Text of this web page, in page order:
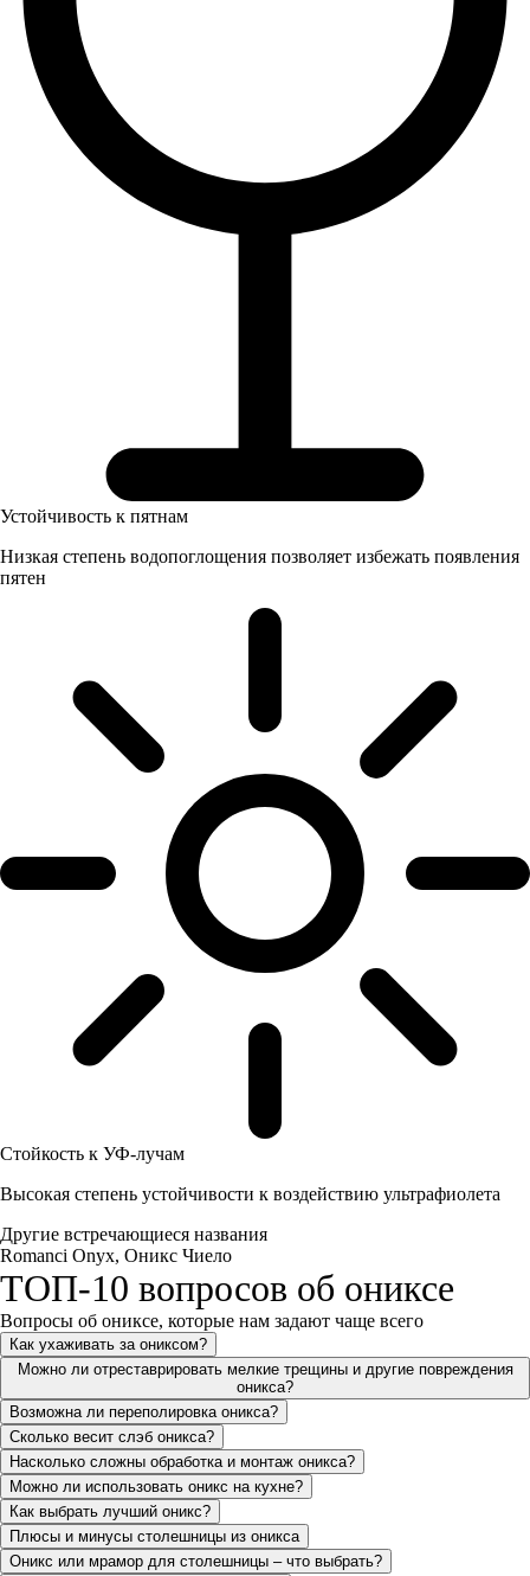
Устойчивость к пятнам
Низкая степень водопоглощения позволяет избежать появления
пятен
Стойкость к УФ-лучам
Высокая степень устойчивости к воздействию ультрафиолета
Другие встречающиеся названия
Romanci Onyx, Оникс Чиело
ТОП-10 вопросов об ониксе
Вопросы об ониксе, которые нам задают чаще всего
Как ухаживать за ониксом?
Можно ли отреставрировать мелкие трещины и другие повреждения
оникса?
Возможна ли переполировка оникса?
Сколько весит слэб оникса?
Насколько сложны обработка и монтаж оникса?
Можно ли использовать оникс на кухне?
Как выбрать лучший оникс?
Плюсы и минусы столешницы из оникса
Оникс или мрамор для столешницы – что выбрать?